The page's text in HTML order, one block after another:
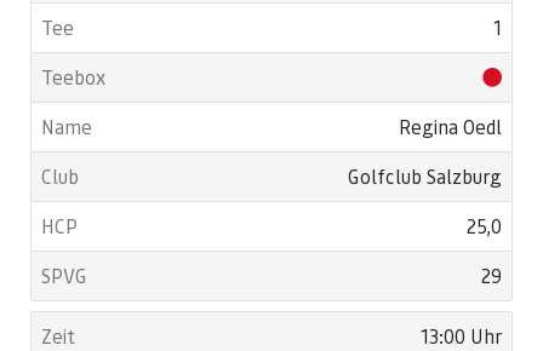
1
Regina Oedl
Golfclub Salzburg
25,0
29
13:00 Uhr